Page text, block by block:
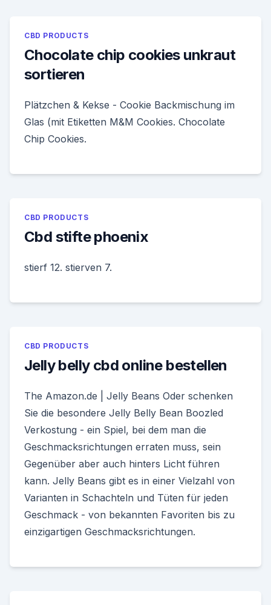
CBD PRODUCTS
Chocolate chip cookies unkraut
sortieren
Plätzchen & Kekse - Cookie Backmischung im
Glas (mit Etiketten M&M Cookies. Chocolate
Chip Cookies.
CBD PRODUCTS
Cbd stifte phoenix
stierf 12. stierven 7.
CBD PRODUCTS
Jelly belly cbd online bestellen
The Amazon.de | Jelly Beans Oder schenken
Sie die besondere Jelly Belly Bean Boozled
Verkostung - ein Spiel, bei dem man die
Geschmacksrichtungen erraten muss, sein
Gegenüber aber auch hinters Licht führen
kann. Jelly Beans gibt es in einer Vielzahl von
Varianten in Schachteln und Tüten für jeden
Geschmack - von bekannten Favoriten bis zu
einzigartigen Geschmacksrichtungen.